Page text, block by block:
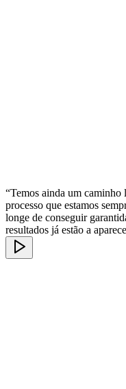
“Temos ainda um caminho
processo que estamos
longe de conseguir
resultados já estão a